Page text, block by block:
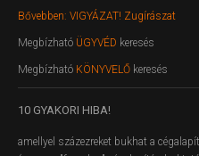
Bővebben: VIGYÁZAT! Zugírászat
Megbízható ÜGYVÉD keresés
Megbízható KÖNYVELŐ keresés
10 GYAKORI HIBA!
amellyel százezreket bukhat a